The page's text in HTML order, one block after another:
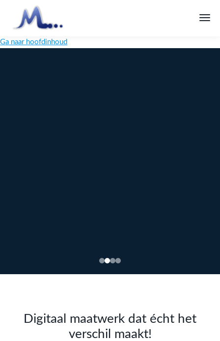
Ga naar hoofdinhoud
de SEO-
audit
Digitaal maatwerk dat écht het
verschil maakt!